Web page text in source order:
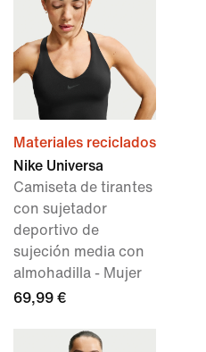
Materiales reciclados
Nike Universa
Camiseta de tirantes
con sujetador
deportivo de
sujeción media con
almohadilla - Mujer
69,99 €